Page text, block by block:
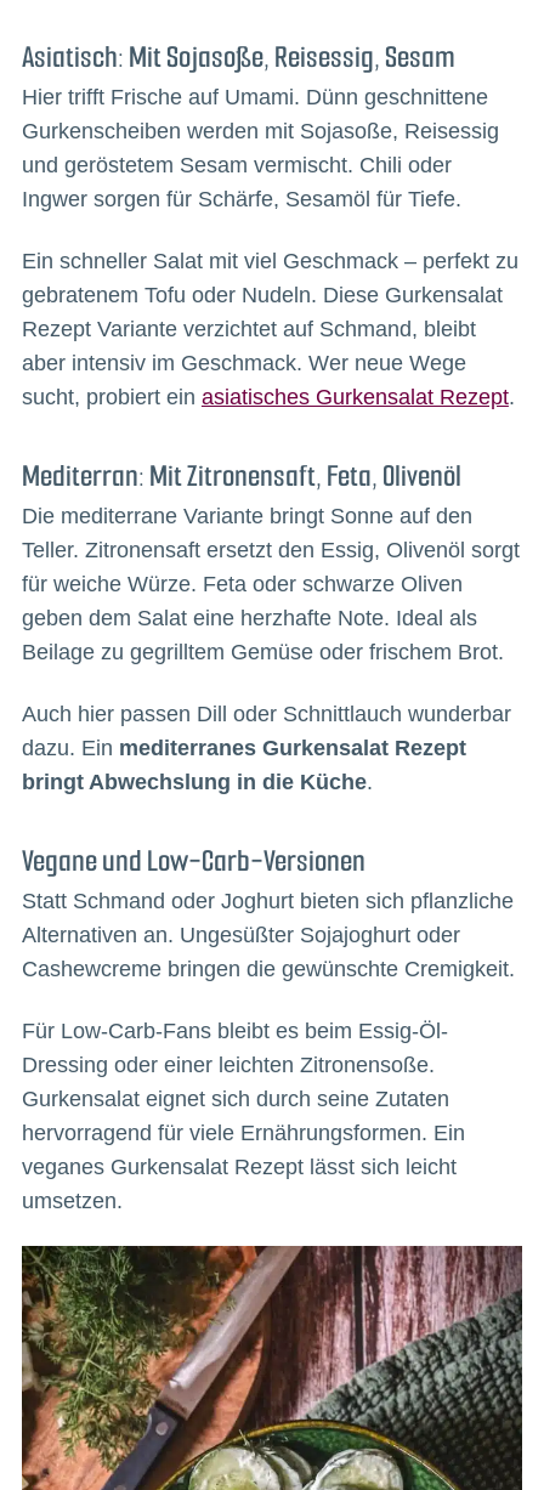
Asiatisch: Mit Sojasoße, Reisessig, Sesam
Hier trifft Frische auf Umami. Dünn geschnittene
Gurkenscheiben werden mit Sojasoße, Reisessig
und geröstetem Sesam vermischt. Chili oder
Ingwer sorgen für Schärfe, Sesamöl für Tiefe.
Ein schneller Salat mit viel Geschmack – perfekt zu
gebratenem Tofu oder Nudeln. Diese Gurkensalat
Rezept Variante verzichtet auf Schmand, bleibt
aber intensiv im Geschmack. Wer neue Wege
sucht, probiert ein asiatisches Gurkensalat Rezept.
Mediterran: Mit Zitronensaft, Feta, Olivenöl
Die mediterrane Variante bringt Sonne auf den
Teller. Zitronensaft ersetzt den Essig, Olivenöl sorgt
für weiche Würze. Feta oder schwarze Oliven
geben dem Salat eine herzhafte Note. Ideal als
Beilage zu gegrilltem Gemüse oder frischem Brot.
Auch hier passen Dill oder Schnittlauch wunderbar
dazu. Ein mediterranes Gurkensalat Rezept
bringt Abwechslung in die Küche.
Vegane und Low-Carb-Versionen
Statt Schmand oder Joghurt bieten sich pflanzliche
Alternativen an. Ungesüßter Sojajoghurt oder
Cashewcreme bringen die gewünschte Cremigkeit.
Für Low-Carb-Fans bleibt es beim Essig-Öl-
Dressing oder einer leichten Zitronensoße.
Gurkensalat eignet sich durch seine Zutaten
hervorragend für viele Ernährungsformen. Ein
veganes Gurkensalat Rezept lässt sich leicht
umsetzen.